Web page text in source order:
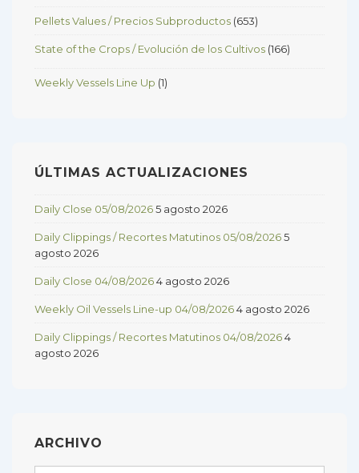
Pellets Values / Precios Subproductos (653)
State of the Crops / Evolución de los Cultivos (166)
Weekly Vessels Line Up (1)
ÚLTIMAS ACTUALIZACIONES
Daily Close 05/08/20265 agosto 2026
Daily Clippings / Recortes Matutinos 05/08/20265
agosto 2026
Daily Close 04/08/20264 agosto 2026
Weekly Oil Vessels Line-up 04/08/20264 agosto 2026
Daily Clippings / Recortes Matutinos 04/08/20264
agosto 2026
ARCHIVO